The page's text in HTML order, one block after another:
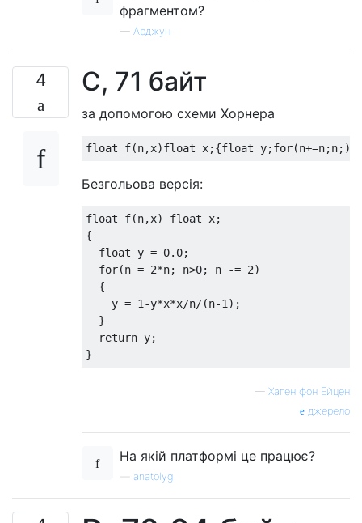
фрагментом?
— Арджун
4 C, 71 байт
за допомогою схеми Хорнера
Безгольова версія:
float f(n,x) float x;
{
  float y = 0.0;
  for(n = 2*n; n>0; n -= 2)
  {
    y = 1-y*x*x/n/(n-1);
  }
  return y;
— Хаген фон Ейцен
джерело
На якій платформі це працює?
anatolyg